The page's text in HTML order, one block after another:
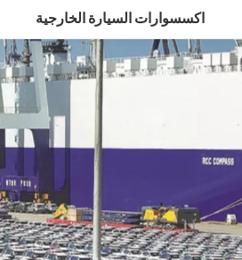
اكسسوارات السيارة الخارجية